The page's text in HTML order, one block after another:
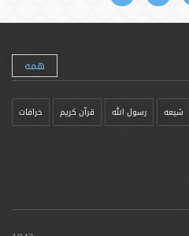
همه
شیعه رسول الله قرآن کریم خرافات